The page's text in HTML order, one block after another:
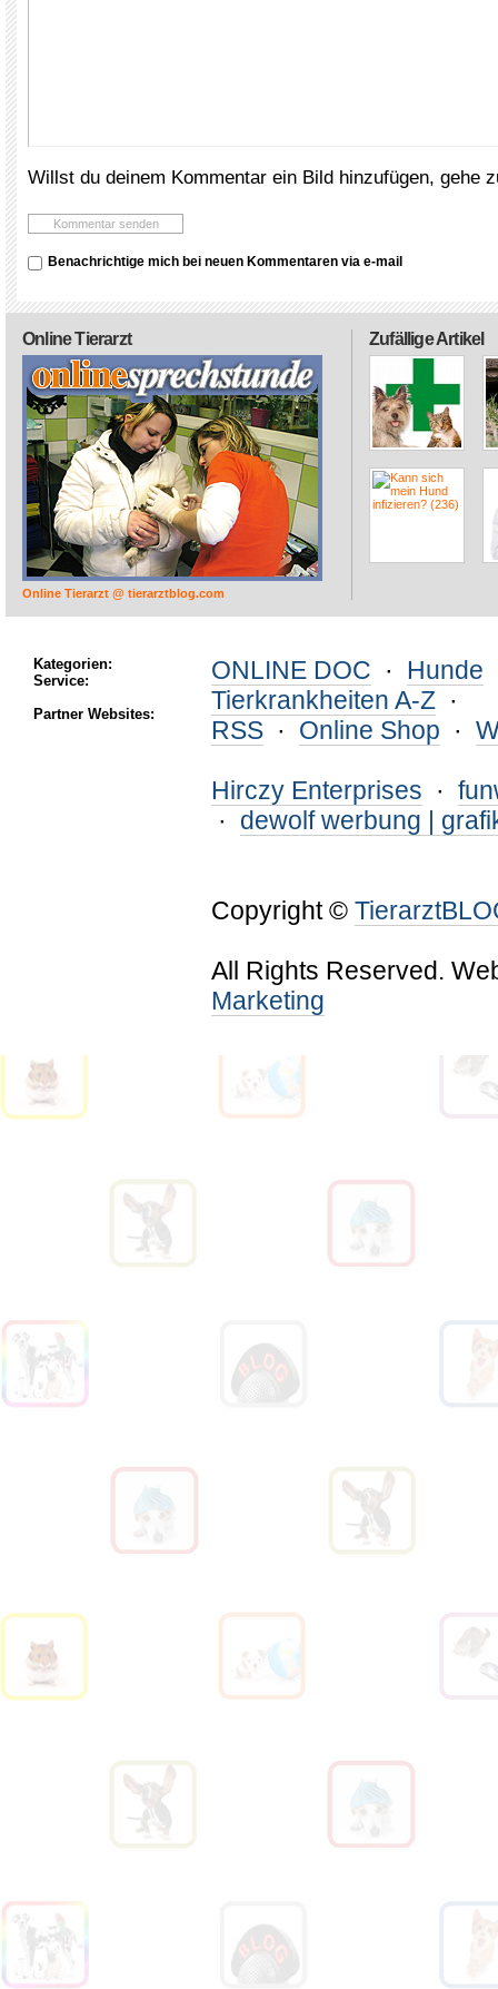
Willst du deinem Kommentar ein Bild hinzufügen, gehe
Benachrichtige mich bei neuen Kommentaren via e-mail
Zufällige Artikel
Online Tierarzt
Online Tierarzt @ tierarztblog.com
Kategorien:
Service:
Partner Websites:
ONLINE DOC · Hunde
Tierkrankheiten A-Z ·
RSS · Online Shop ·
Hirczy Enterprises ·
· dewolf werbung |
Copyright ©
All Rights Reserved.
Marketing